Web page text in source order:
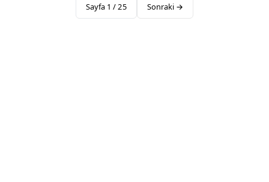
Sayfa 1 / 25 Sonraki →